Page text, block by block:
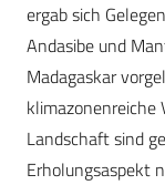
ergab sich
Andasibe und
Madagaskar
klimazonenreiche
Landschaft sind
Erholungsaspekt